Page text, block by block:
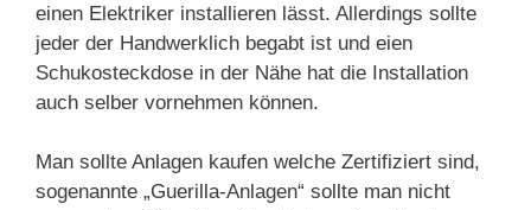
einen Elektriker installieren lässt. Allerdings sollte
jeder der Handwerklich begabt ist und eien
Schukosteckdose in der Nähe hat die Installation
auch selber vornehmen können.
Man sollte Anlagen kaufen welche Zertifiziert sind,
sogenannte „Guerilla-Anlagen“ sollte man nicht